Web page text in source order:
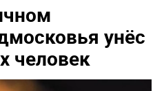
унёс
человек